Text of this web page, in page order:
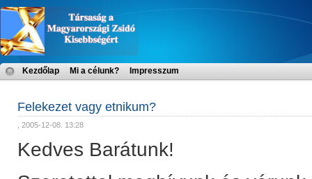
Kezdőlap Mi a célunk? Impresszum
Felekezet vagy etnikum?
, 2005-12-08. 13:28
Kedves Barátunk!